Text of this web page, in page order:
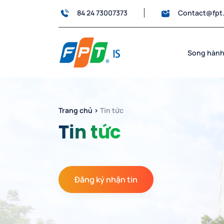
84 24 73007373
Song
Trang chủ › Tin tức
Tin tức
Đăng ký nhận tin